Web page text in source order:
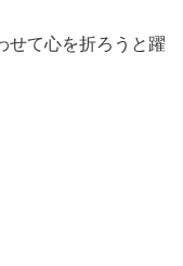
せて心を折ろうと躍